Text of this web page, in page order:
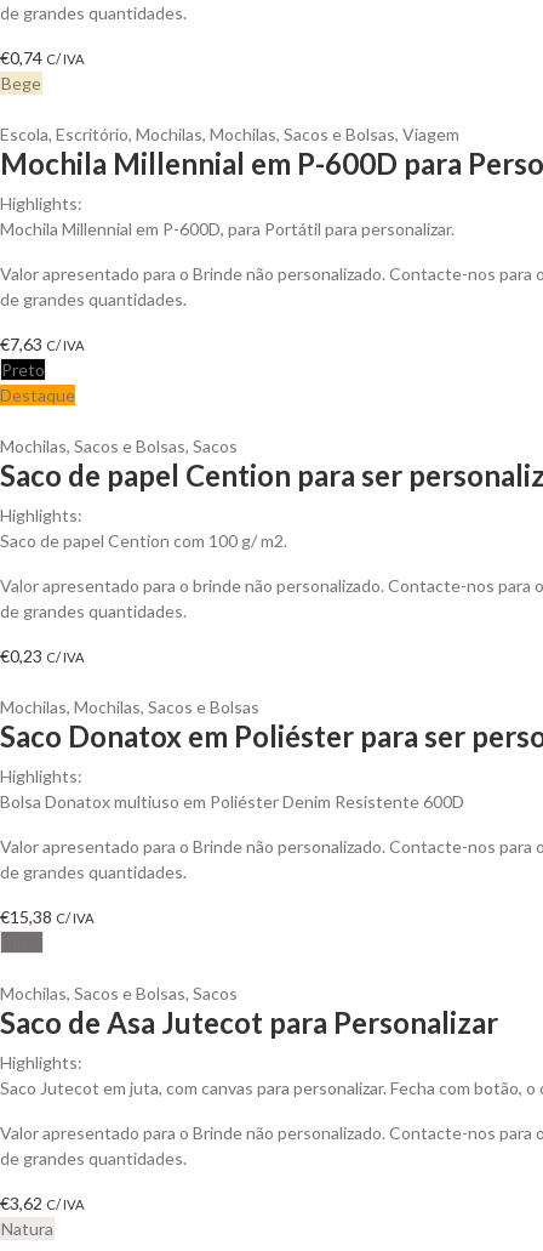
de grandes quantidades.
€0,74 C/ IVA
Bege
Escola, Escritório, Mochilas, Mochilas, Sacos e Bolsas, Viagem
Mochila Millennial em P-600D para
Highlights:
Mochila Millennial em P-600D, para Portátil para personalizar.
Valor apresentado para o Brinde não personalizado. Contacte-nos
de grandes quantidades.
€7,63 C/ IVA
Preto
Destaque
Mochilas, Sacos e Bolsas, Sacos
Saco de papel Cention para ser
Highlights:
Saco de papel Cention com 100 g/ m2.
Valor apresentado para o brinde não personalizado. Contacte-nos para
de grandes quantidades.
€0,23 C/ IVA
Mochilas, Mochilas, Sacos e Bolsas
Saco Donatox em Poliéster para ser
Highlights:
Bolsa Donatox multiuso em Poliéster Denim Resistente 600D
Valor apresentado para o Brinde não personalizado. Contacte-nos
de grandes quantidades.
€15,38 C/ IVA
Mochilas, Sacos e Bolsas, Sacos
Saco de Asa Jutecot para Personalizar
Highlights:
Saco Jutecot em juta, com canvas para personalizar. Fecha com botão,
Valor apresentado para o Brinde não personalizado. Contacte-nos
de grandes quantidades.
€3,62 C/ IVA
Natura